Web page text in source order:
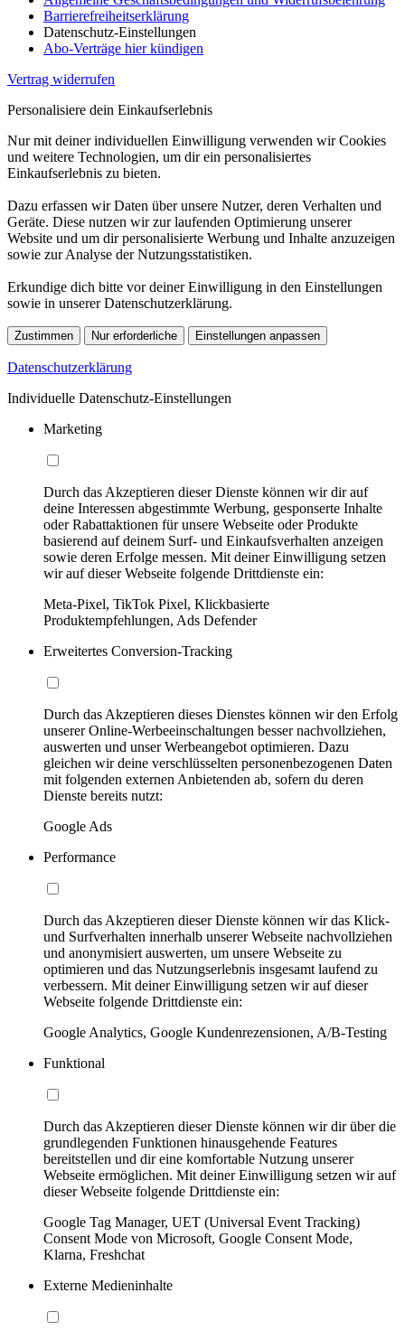
Barrierefreiheitserklärung
Datenschutz-Einstellungen
Abo-Verträge hier kündigen
Vertrag widerrufen
Personalisiere dein Einkaufserlebnis
Nur mit deiner individuellen Einwilligung verwenden wir Cookies
und weitere Technologien, um dir ein personalisiertes
Einkaufserlebnis zu bieten.
Dazu erfassen wir Daten über unsere Nutzer, deren Verhalten und
Geräte. Diese nutzen wir zur laufenden Optimierung unserer
Website und um dir personalisierte Werbung und Inhalte anzuzeigen
sowie zur Analyse der Nutzungsstatistiken.
Erkundige dich bitte vor deiner Einwilligung in den Einstellungen
sowie in unserer Datenschutzerklärung.
Zustimmen Nur erforderliche Einstellungen anpassen
Datenschutzerklärung
Individuelle Datenschutz-Einstellungen
Marketing
Durch das Akzeptieren dieser Dienste können wir dir auf
deine Interessen abgestimmte Werbung, gesponserte Inhalte
oder Rabattaktionen für unsere Webseite oder Produkte
basierend auf deinem Surf- und Einkaufsverhalten anzeigen
sowie deren Erfolge messen. Mit deiner Einwilligung setzen
wir auf dieser Webseite folgende Drittdienste ein:
Meta-Pixel, TikTok Pixel, Klickbasierte
Produktempfehlungen, Ads Defender
Erweitertes Conversion-Tracking
Durch das Akzeptieren dieses Dienstes können wir den Erfolg
unserer Online-Werbeeinschaltungen besser nachvollziehen,
auswerten und unser Werbeangebot optimieren. Dazu
gleichen wir deine verschlüsselten personenbezogenen Daten
mit folgenden externen Anbietenden ab, sofern du deren
Dienste bereits nutzt:
Google Ads
Performance
Durch das Akzeptieren dieser Dienste können wir das Klick-
und Surfverhalten innerhalb unserer Webseite nachvollziehen
und anonymisiert auswerten, um unsere Webseite zu
optimieren und das Nutzungserlebnis insgesamt laufend zu
verbessern. Mit deiner Einwilligung setzen wir auf dieser
Webseite folgende Drittdienste ein:
Google Analytics, Google Kundenrezensionen, A/B-Testing
Funktional
Durch das Akzeptieren dieser Dienste können wir dir über die
grundlegenden Funktionen hinausgehende Features
bereitstellen und dir eine komfortable Nutzung unserer
Webseite ermöglichen. Mit deiner Einwilligung setzen wir auf
dieser Webseite folgende Drittdienste ein:
Google Tag Manager, UET (Universal Event Tracking)
Consent Mode von Microsoft, Google Consent Mode,
Klarna, Freshchat
Externe Medieninhalte